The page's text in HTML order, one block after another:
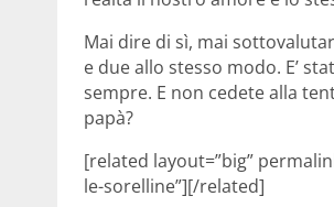
Mai dire di sì, mai
e due allo stesso modo. E’
sempre. E non cedete alla
papà?
[related layout=”big”
le-sorelline”][/related]